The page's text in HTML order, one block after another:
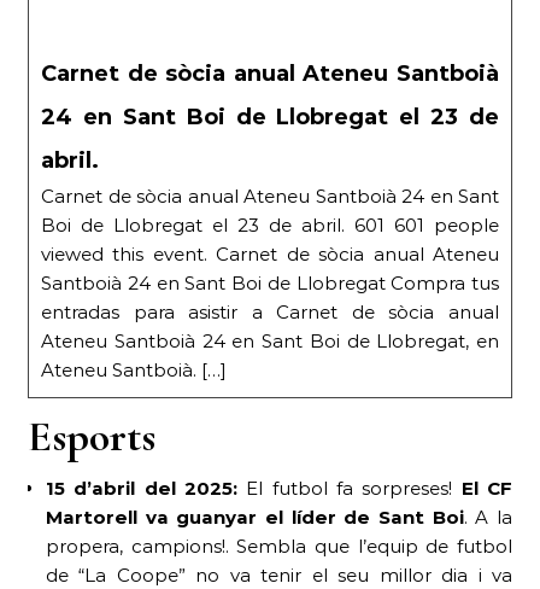
Carnet de sòcia anual Ateneu Santboià
24 en Sant Boi de Llobregat el 23 de
abril.
Carnet de sòcia anual Ateneu Santboià 24 en Sant
Boi de Llobregat el 23 de abril. 601 601 people
viewed this event. Carnet de sòcia anual Ateneu
Santboià 24 en Sant Boi de Llobregat Compra tus
entradas para asistir a Carnet de sòcia anual
Ateneu Santboià 24 en Sant Boi de Llobregat, en
Ateneu Santboià. […]
Esports
15 d’abril del 2025: El futbol fa sorpreses! El CF
Martorell va guanyar el líder de Sant Boi. A la
propera, campions!. Sembla que l’equip de futbol
de “La Coope” no va tenir el seu millor dia i va